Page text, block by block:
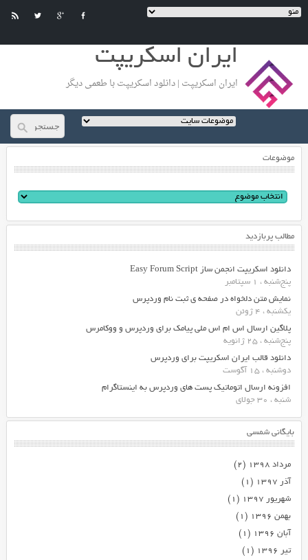
ایران اسکریپت
ایران اسکریپت | دانلود اسکریپت با طعمی دیگر
موضوعات
مطالب پربازدید
دانلود اسکریپت انجمن ساز Easy Forum Script
پنج‌شنبه ، 1 سپتامبر
نمایش متن دلخواه در صفحه ی ثبت نام وردپرس
یکشنبه ، 4 ژوئن
پلاگین ارسال اس ام اس ملی پیامک برای وردپرس و ووکامرس
پنج‌شنبه ، 25 ژانویه
دانلود قالب ایران اسکریپت برای وردپرس
دوشنبه ، 15 آگوست
افزونه ارسال اتوماتیک پست های وردپرس به اینستاگرام
شنبه ، 30 جولای
بایگانی شمسی
مرداد ۱۳۹۸
(۲)
آذر ۱۳۹۷
(۱)
شهریور ۱۳۹۷
(۱)
بهمن ۱۳۹۶
(۱)
آبان ۱۳۹۶
(۱)
تیر ۱۳۹۶
(۱)